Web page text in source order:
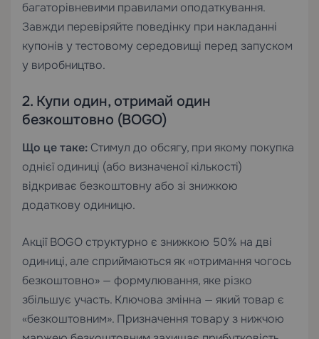
багаторівневими правилами оподаткування.
Завжди перевіряйте поведінку при накладанні
купонів у тестовому середовищі перед запуском
у виробництво.
2. Купи один, отримай один
безкоштовно (BOGO)
Що це таке: Стимул до обсягу, при якому покупка
однієї одиниці (або визначеної кількості)
відкриває безкоштовну або зі знижкою
додаткову одиницю.
Акції BOGO структурно є знижкою 50% на дві
одиниці, але сприймаються як «отримання чогось
безкоштовно» — формулювання, яке різко
збільшує участь. Ключова змінна — який товар є
«безкоштовним». Призначення товару з нижчою